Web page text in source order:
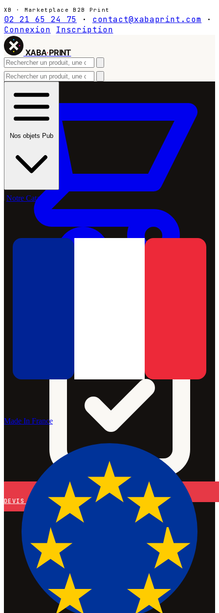
XB · Marketplace B2B Print
02 21 65 24 75 · contact@xabaprint.com
·
Connexion
Inscription
XABA·PRINT
DEVIS
Nos objets Pub
Notre Catalogue
Made In France